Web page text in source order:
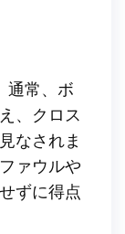
通常、ボ
、クロス
なされま
ァウルや
ずに得点